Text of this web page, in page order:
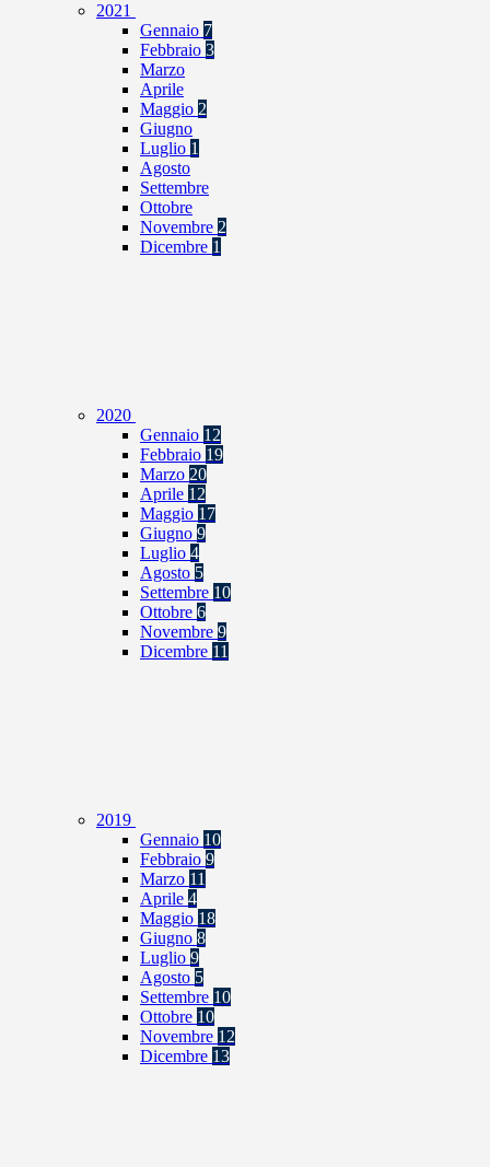
2021
Gennaio 7
Febbraio 3
Marzo
Aprile
Maggio 2
Giugno
Luglio 1
Agosto
Settembre
Ottobre
Novembre 2
Dicembre 1
2020
Gennaio 12
Febbraio 19
Marzo 20
Aprile 12
Maggio 17
Giugno 9
Luglio 4
Agosto 5
Settembre 10
Ottobre 6
Novembre 9
Dicembre 11
2019
Gennaio 10
Febbraio 9
Marzo 11
Aprile 4
Maggio 18
Giugno 8
Luglio 9
Agosto 5
Settembre 10
Ottobre 10
Novembre 12
Dicembre 13